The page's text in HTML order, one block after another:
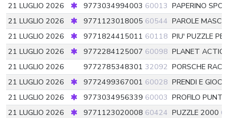
21 LUGLIO 2026
9773034994003 60013 PAPERINO
21 LUGLIO 2026
9771123018005 60544 PAROLE
21 LUGLIO 2026
9771824415011 60118 PIU' PUZZLE
21 LUGLIO 2026
9772284125007 60098 PLANET
21 LUGLIO 2026
9772785348301 32092 PORSCHE
21 LUGLIO 2026
9772499367001 60028 PRENDI E
21 LUGLIO 2026
9773034956339 60003 PROFILO
21 LUGLIO 2026
9771123020008 60424 PUZZLE 2000